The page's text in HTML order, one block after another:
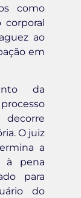
como
corporal
ao
em
da
O juiz
a
à pena
para
do